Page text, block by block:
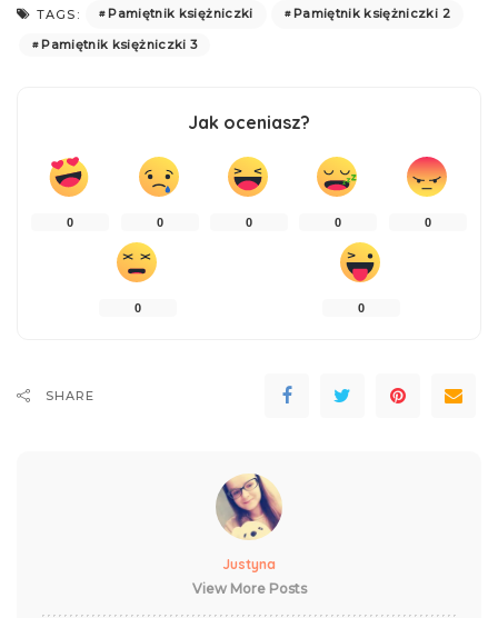
TAGS: Pamiętnik księżniczki
Pamiętnik księżniczki 2
Pamiętnik księżniczki 3
Jak oceniasz?
0 0 0 0 0
0 0
SHARE
Justyna
View More Posts